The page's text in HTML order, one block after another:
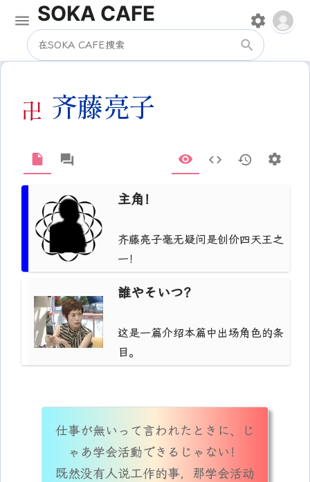
SOKA CAFE
齐藤亮子
主角！
齐藤亮子毫无疑问是创价四天王之
一！
誰やそいつ？
这是一篇介绍本篇中出场角色的条
目。
仕事が無いって言われたときに、じ
ゃあ学会活動できるじゃない！
既然没有人说工作的事，那学会活动